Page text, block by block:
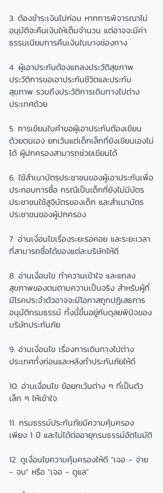
3. ต้องชำระเงินไปก่อน หากการพิจารณาไม่
อนุมัติจะคืนเงินให้เต็มจำนวน แต่อาจจะมีค่า
ธรรมเนียมการคืนเงินในบางช่องทาง
4. ผู้เอาประกันต้องแถลงประวัติสุขภาพ
ประวัติการขอเอาประกันชีวิตและประกัน
สุขภาพ รวมถึงประวัติการเดินทางไปต่าง
ประเทศด้วย
5. การเขียนใบคำขอผู้เอาประกันต้องเขียน
ด้วยตนเอง ยกเว้นแต่เด็กเล็กที่ยังเขียนเองไม่
ได้ ผู้ปกครองสามารถช่วยเขียนได้
6. ใช้สำเนาบัตรประชาชนของผู้เอาประกันเพื่อ
ประกอบการซื้อ กรณีเป็นเด็กที่ยังไม่มีบัตร
ประชาชนใช้สูจิบัตรของเด็ก และสำเนาบัตร
ประชาชนของผู้ปกครอง
7. อ่านเงื่อนไขเรื่องระยะรอคอย และระยะเวลา
ที่สามารถซื้อได้ของแต่ละบริษัทให้ดี
8. อ่านเงื่อนไข ทำความเข้าใจ และแถลง
สุขภาพของตนตามความเป็นจริง สำหรับผู้ที่
มีโรคประจำตัวอาจจะมีโอกาสถูกปฏิเสธการ
อนุมัติกรมธรรม์ ทั้งนี้ขึ้นอยู่กับดุลยพินิจของ
บริษัทประกันภัย
9. อ่านเงื่อนไข เรื่องการเดินทางไปต่าง
ประเทศทั้งก่อนและหลังทำประกันภัยให้ดี
10. อ่านเงื่อนไข ข้อยกเว้นต่าง ๆ ที่เป็นตัว
เล็ก ๆ ให้เข้าใจ
11. กรมธรรม์ประกันภัยมีความคุ้มครอง
เพียง 1 ปี และไม่ได้ต่ออายุกรมธรรม์อัตโนมัติ
12. ดูเงื่อนไขความคุ้มครองให้ดี "เจอ - จ่าย
- จบ" หรือ "เจอ - ดูแล"